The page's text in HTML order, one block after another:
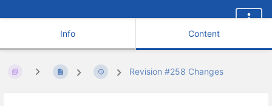
Info Content
Revision #258 Changes